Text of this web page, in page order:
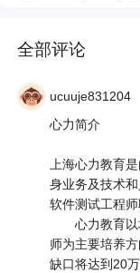
全部评论
ucuuje831204
心力简介
上海心力教育
身业务及技术
软件测试工程师
心力教育以
师为主要培养
缺口将达到20